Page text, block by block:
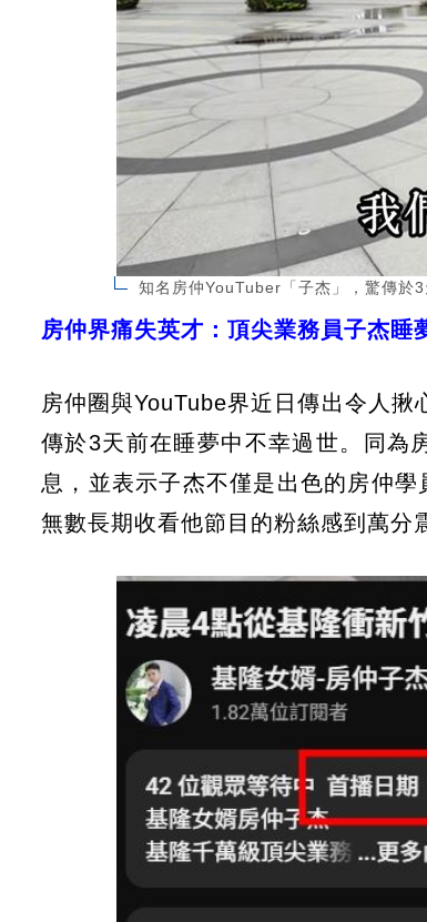
知名房仲YouTuber「子杰」，驚傳於
房仲界痛失英才：頂尖業務員子杰睡
房仲圈與YouTube界近日傳出令人
傳於3天前在睡夢中不幸過世。同為
息，並表示子杰不僅是出色的房仲
無數長期收看他節目的粉絲感到萬分